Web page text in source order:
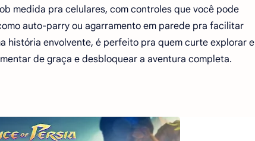
medida pra celulares, com controles que você pode
auto-parry ou agarramento em parede pra facilitar
história envolvente, é perfeito pra quem curte explorar e
de graça e desbloquear a aventura completa.